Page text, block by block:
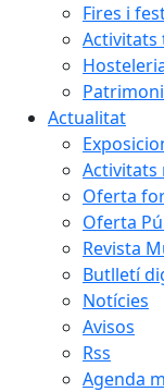
Fires i
Activitats
Actualitat
Activitats
Oferta
Oferta
Revista
Butlletí
Notícies
Avisos
Rss
Agenda